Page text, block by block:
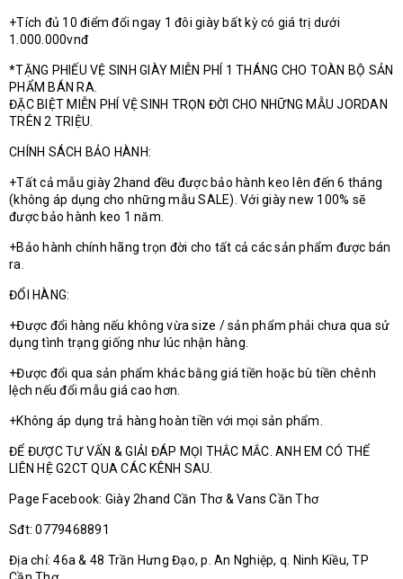
+Tích đủ 10 điểm đổi ngay 1 đôi giày bất kỳ có giá trị dưới
1.000.000vnđ
*TẶNG PHIẾU VỆ SINH GIÀY MIỄN PHÍ 1 THÁNG CHO TOÀN BỘ SẢN
PHẨM BÁN RA.
ĐẶC BIỆT MIỄN PHÍ VỆ SINH TRỌN ĐỜI CHO NHỮNG MẪU JORDAN
TRÊN 2 TRIỆU.
CHÍNH SÁCH BẢO HÀNH:
+Tất cả mẫu giày 2hand đều được bảo hành keo lên đến 6 tháng
(không áp dụng cho những mẫu SALE). Với giày new 100% sẽ
được bảo hành keo 1 năm.
+Bảo hành chính hãng trọn đời cho tất cả các sản phẩm được bán
ra.
ĐỔI HÀNG:
+Được đổi hàng nếu không vừa size / sản phẩm phải chưa qua sử
dụng tình trạng giống như lúc nhận hàng.
+Được đổi qua sản phẩm khác bằng giá tiền hoặc bù tiền chênh
lệch nếu đổi mẫu giá cao hơn.
+Không áp dụng trả hàng hoàn tiền với mọi sản phẩm.
ĐỂ ĐƯỢC TƯ VẤN & GIẢI ĐÁP MỌI THẮC MẮC. ANH EM CÓ THỂ
LIÊN HỆ G2CT QUA CÁC KÊNH SAU.
Page Facebook: Giày 2hand Cần Thơ & Vans Cần Thơ
Sđt: 0779468891
Địa chỉ: 46a & 48 Trần Hưng Đạo, p. An Nghiệp, q. Ninh Kiều, TP